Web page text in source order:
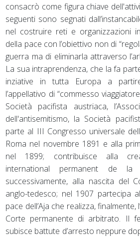
consacrò come figura chiave
seguenti sono segnati
nel costruire reti e organizzazioni
della pace con l’obiettivo non di
guerra ma di eliminarla attraverso
La sua intraprendenza, che la fa
inziative in tutta Europa a
l’appellativo di “commesso
Società pacifista austriaca,
dell'antisemitismo, la Società
parte al III Congresso universale
Roma nel novembre 1891 e alla
nel 1899; contribuisce alla
international permanent de
successivamente, alla nascita del
anglo-tedesco; nel 1907 partecipa
pace dell’Aja che realizza, finalmente,
Corte permanente di arbitrato. Il
subisce battute d’arresto neppure